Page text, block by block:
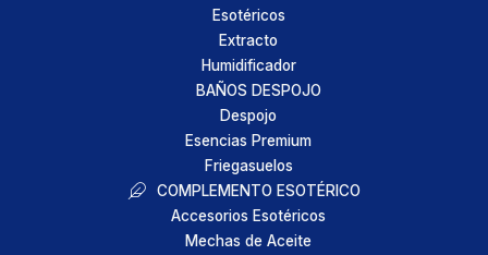
Esotéricos
Extracto
Humidificador
BAÑOS DESPOJO
Despojo
Esencias Premium
Friegasuelos
COMPLEMENTO ESOTÉRICO
Accesorios Esotéricos
Mechas de Aceite